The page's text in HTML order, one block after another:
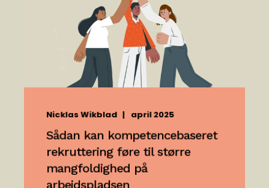
Nicklas Wikblad april 2025
Sådan kan kompetencebaseret
rekruttering føre til større
mangfoldighed på
arbejdspladsen